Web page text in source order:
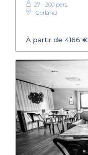
27 - 200 pers.
Gerland
À partir de 4166 €